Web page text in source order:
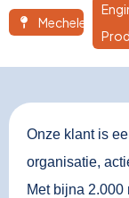
Mechelen
Onze klant is
organisatie,
Met bijna